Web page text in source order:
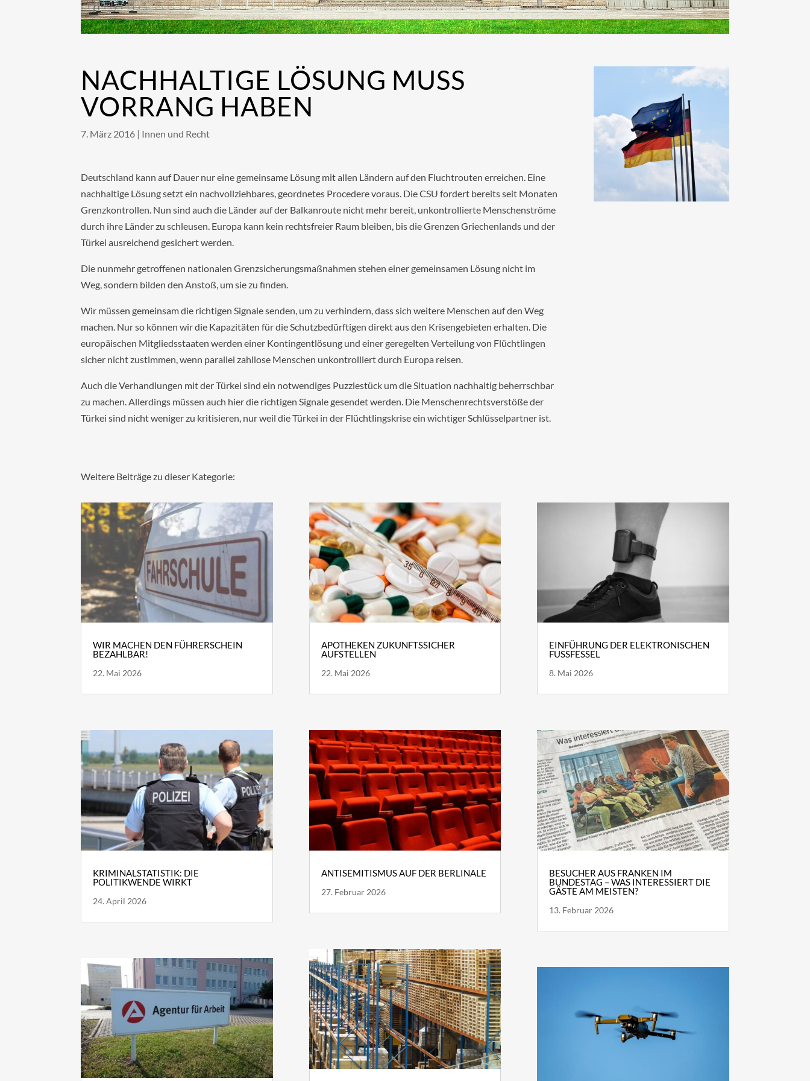
NACHHALTIGE LÖSUNG MUSS
VORRANG HABEN
7. März 2016 | Innen und Recht
Deutschland kann auf Dauer nur eine gemeinsame Lösung mit allen Ländern auf den Fluchtrouten erreichen. Eine
nachhaltige Lösung setzt ein nachvollziehbares, geordnetes Procedere voraus. Die CSU fordert bereits seit Monaten
Grenzkontrollen. Nun sind auch die Länder auf der Balkanroute nicht mehr bereit, unkontrollierte Menschenströme
durch ihre Länder zu schleusen. Europa kann kein rechtsfreier Raum bleiben, bis die Grenzen Griechenlands und der
Türkei ausreichend gesichert werden.
Die nunmehr getroffenen nationalen Grenzsicherungsmaßnahmen stehen einer gemeinsamen Lösung nicht im
Weg, sondern bilden den Anstoß, um sie zu finden.
Wir müssen gemeinsam die richtigen Signale senden, um zu verhindern, dass sich weitere Menschen auf den Weg
machen. Nur so können wir die Kapazitäten für die Schutzbedürftigen direkt aus den Krisengebieten erhalten. Die
europäischen Mitgliedsstaaten werden einer Kontingentlösung und einer geregelten Verteilung von Flüchtlingen
sicher nicht zustimmen, wenn parallel zahllose Menschen unkontrolliert durch Europa reisen.
Auch die Verhandlungen mit der Türkei sind ein notwendiges Puzzlestück um die Situation nachhaltig beherrschbar
zu machen. Allerdings müssen auch hier die richtigen Signale gesendet werden. Die Menschenrechtsverstöße der
Türkei sind nicht weniger zu kritisieren, nur weil die Türkei in der Flüchtlingskrise ein wichtiger Schlüsselpartner ist.
Weitere Beiträge zu dieser Kategorie:
WIR MACHEN DEN FÜHRERSCHEIN
BEZAHLBAR!
22. Mai 2026
KRIMINALSTATISTIK: DIE
POLITIKWENDE WIRKT
24. April 2026
APOTHEKEN ZUKUNFTSSICHER
AUFSTELLEN
22. Mai 2026
ANTISEMITISMUS AUF DER BERLINALE
27. Februar 2026
EINFÜHRUNG DER ELEKTRONISCHEN
FUSSFESSEL
8. Mai 2026
BESUCHER AUS FRANKEN IM
BUNDESTAG – WAS INTERESSIERT DIE
GÄSTE AM MEISTEN?
13. Februar 2026